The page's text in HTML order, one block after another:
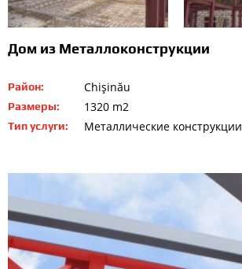
Дом из Металлоконструкции
Район: Chişinău
Размеры: 1320 m2
Тип услуги: Металлические конструкции